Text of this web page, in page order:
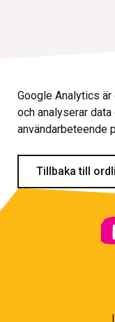
Google Analytics
och analyserar
användarbeteende
Tillbaka till